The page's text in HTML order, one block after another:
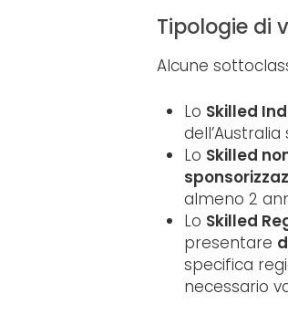
Tipologie di
Alcune
Lo Skilled
Lo Skilled
almeno 2
Lo Skilled
presentare
specifica
necessario